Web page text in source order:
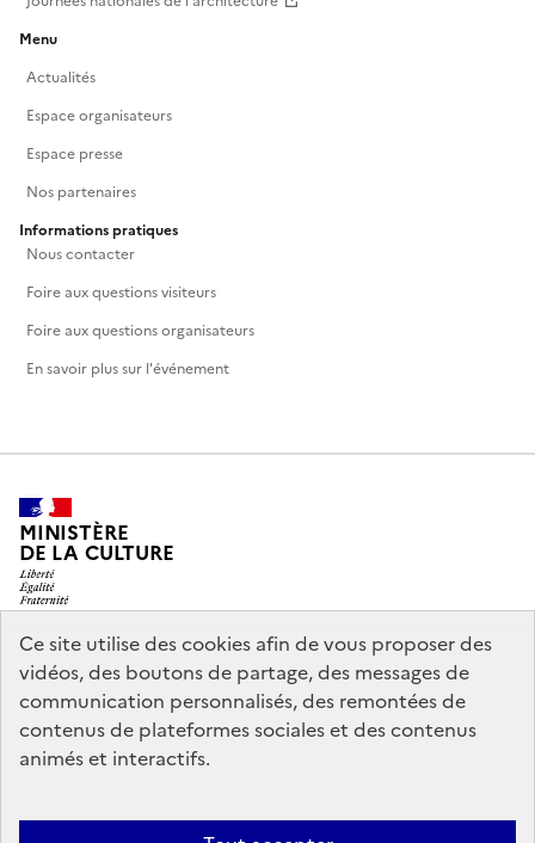
Ce site utilise des cookies afin de vous proposer des
vidéos, des boutons de partage, des messages de
communication personnalisés, des remontées de
contenus de plateformes sociales et des contenus
animés et interactifs.
Menu
Actualités
Espace organisateurs
Espace presse
Nos partenaires
Informations pratiques
Nous contacter
Foire aux questions visiteurs
Foire aux questions organisateurs
En savoir plus sur l'événement
MINISTÈRE
DE LA CULTURE
legifrance.gouv.fr
info.gouv.fr
service-public.gouv.fr
data.gouv.fr
Mentions légales